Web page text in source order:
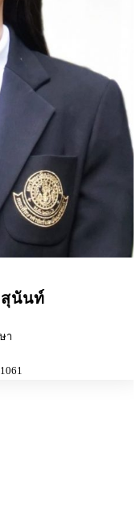
นันท์
า